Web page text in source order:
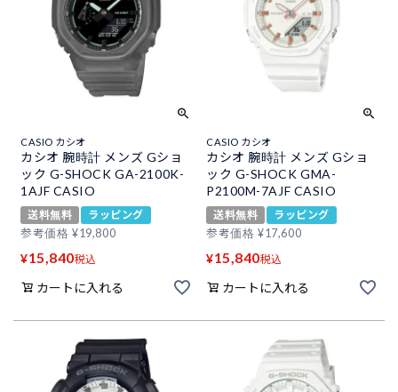
CASIO カシオ
カシオ 腕時計 メンズ Gショ
ック G-SHOCK GA-2100K-
1AJF CASIO
送料無料
ラッピング
参考価格 ¥19,800
¥15,840税込
カートに入れる
CASIO カシオ
カシオ 腕時計 メンズ Gショ
ック G-SHOCK GMA-
P2100M-7AJF CASIO
送料無料
ラッピング
参考価格 ¥17,600
¥15,840税込
カートに入れる